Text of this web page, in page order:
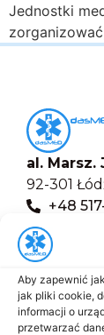
Aby zapewnić
jak pliki cookie,
informacji o
przetwarzać
Jednostki
al. Marsz.
92-301
+48
Menu
Start
O nas